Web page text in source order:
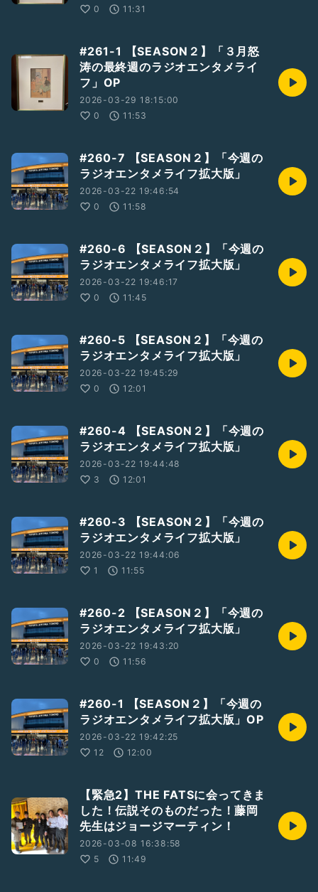
0
11:31
#261-1 【SEASON２】「３月怒
涛の最終週のラジオエンタメライ
フ」OP
2026-03-29 18:15:00
0
11:53
#260-7 【SEASON２】「今週の
ラジオエンタメライフ拡大版」
2026-03-22 19:46:54
0
11:58
#260-6 【SEASON２】「今週の
ラジオエンタメライフ拡大版」
2026-03-22 19:46:17
0
11:45
#260-5 【SEASON２】「今週の
ラジオエンタメライフ拡大版」
2026-03-22 19:45:29
0
12:01
#260-4 【SEASON２】「今週の
ラジオエンタメライフ拡大版」
2026-03-22 19:44:48
3
12:01
#260-3 【SEASON２】「今週の
ラジオエンタメライフ拡大版」
2026-03-22 19:44:06
1
11:55
#260-2 【SEASON２】「今週の
ラジオエンタメライフ拡大版」
2026-03-22 19:43:20
0
11:56
#260-1 【SEASON２】「今週の
ラジオエンタメライフ拡大版」OP
2026-03-22 19:42:25
12
12:00
【緊急2】THE FATSに会ってきま
した！伝説そのものだった！藤岡
先生はジョージマーティン！
2026-03-08 16:38:58
5
11:49